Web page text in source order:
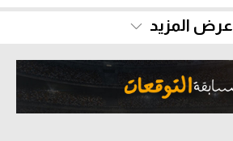
عرض المزيد